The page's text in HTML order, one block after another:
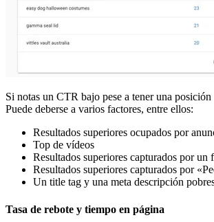
Si notas un CTR bajo pese a tener una posición
Puede deberse a varios factores, entre ellos:
Resultados superiores ocupados por
Top de vídeos
Resultados superiores capturados por un
Resultados superiores capturados por
Un title tag y una meta descripción
Tasa de rebote y tiempo en página